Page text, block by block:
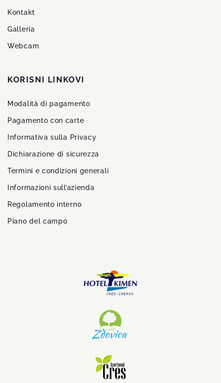
Kontakt
Galleria
Webcam
KORISNI LINKOVI
Modalità di pagamento
Pagamento con carte
Informativa sulla Privacy
Dichiarazione di sicurezza
Termini e condizioni generali
Informazioni sull’azienda
Regolamento interno
Piano del campo